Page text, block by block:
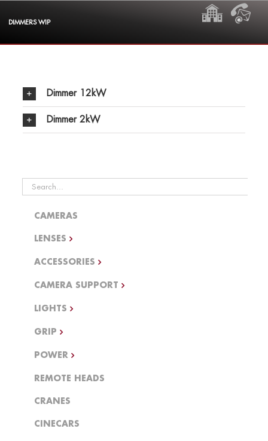
DIMMERS WIP
Dimmer 12kW
Dimmer 2kW
Search
for:
CAMERAS
LENSES
ACCESSORIES
CAMERA SUPPORT
LIGHTS
GRIP
POWER
REMOTE HEADS
CRANES
CINECARS
HOME